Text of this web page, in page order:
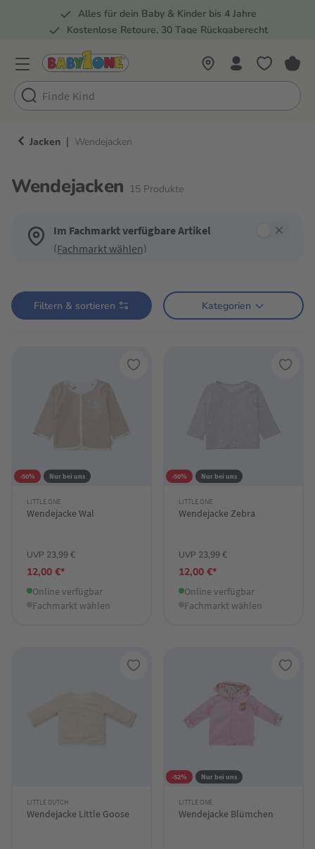
Zur Hauptnavigation springen
Alles für dein Baby & Kinder bis 4 Jahre
Kostenlose Retoure, 30 Tage Rückgaberecht
Jacken | Wendejacken
Wendejacken 15 Produkte
Im Fachmarkt verfügbare Artikel
(Fachmarkt wählen)
Filtern & sortieren Kategorien
-50% Nur bei uns
LITTLE ONE
Wendejacke Wal
UVP 23,99 €
12,00 €*
Online verfügbar
Fachmarkt wählen
-50% Nur bei uns
LITTLE ONE
Wendejacke Zebra
UVP 23,99 €
12,00 €*
Online verfügbar
Fachmarkt wählen
LITTLE DUTCH
Wendejacke Little Goose
-52% Nur bei uns
LITTLE ONE
Wendejacke Blümchen